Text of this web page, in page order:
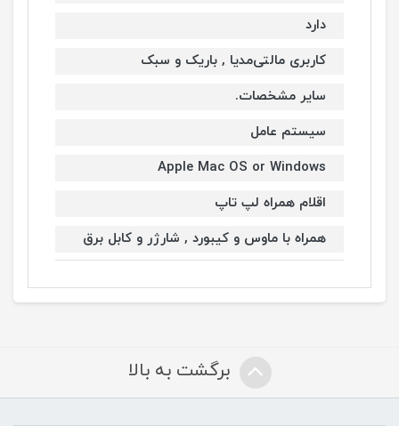
دارد
کاربری مالتی‌مدیا , باریک و سبک
سایر مشخصات.
سیستم عامل
Apple Mac OS or Windows
اقلام همراه لپ تاپ
همراه با ماوس و کیبورد , شارژر و کابل برق
برگشت به بالا